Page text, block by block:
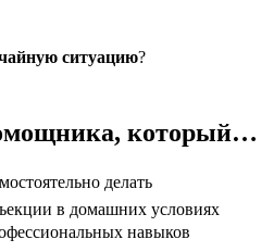
ситуацию?
который…
делать
в домашних условиях
навыков